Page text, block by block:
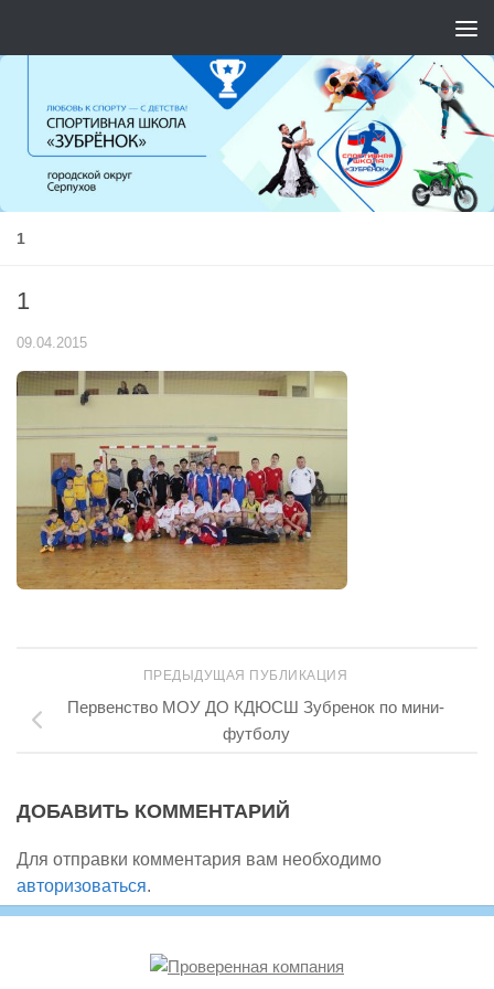
1
1
09.04.2015
ПРЕДЫДУЩАЯ ПУБЛИКАЦИЯ
Первенство МОУ ДО КДЮСШ Зубренок по мини-
футболу
ДОБАВИТЬ КОММЕНТАРИЙ
Для отправки комментария вам необходимо
авторизоваться.